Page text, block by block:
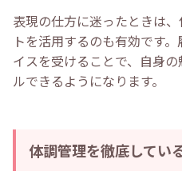
表現の仕方に迷ったときは、
トを活用するのも有効です
イスを受けることで、自身の
ルできるようになります。
体調管理を徹底してい